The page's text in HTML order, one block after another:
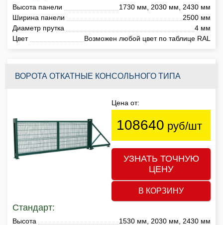
Высота панели
1730 мм, 2030 мм, 2430 мм
Ширина панели
2500 мм
Диаметр прутка
4 мм
Цвет
Возможен любой цвет по таблице RAL
ВОРОТА ОТКАТНЫЕ КОНСОЛЬНОГО ТИПА
Цена от:
108640 руб/шт
УЗНАТЬ ТОЧНУЮ
ЦЕНУ
В КОРЗИНУ
Стандарт:
Высота 1530 мм, 2030 мм, 2430 мм